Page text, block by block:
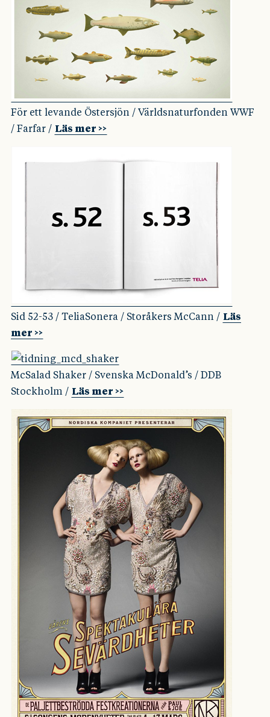
För ett levande Östersjön / Världsnaturfonden WWF
/ Farfar / Läs mer >>
Sid 52-53 / TeliaSonera / Storåkers McCann / Läs
mer >>
McSalad Shaker / Svenska McDonald’s / DDB
Stockholm / Läs mer >>